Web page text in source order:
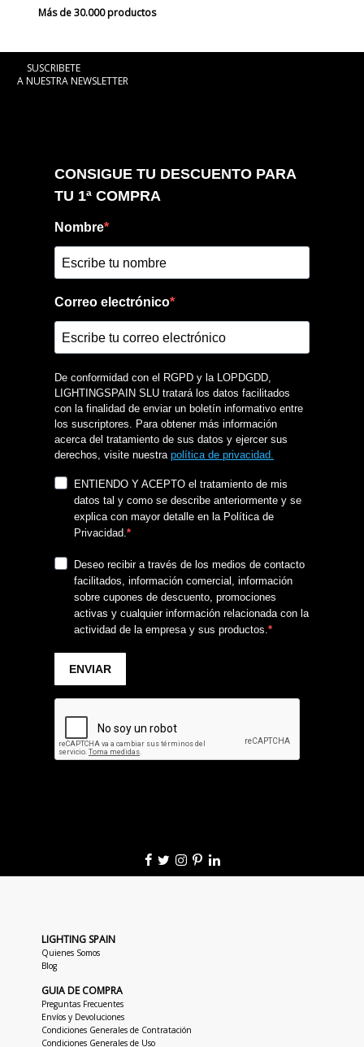
Más de 30.000 productos
SUSCRIBETE
A NUESTRA NEWSLETTER
LIGHTING SPAIN
Quienes Somos
Blog
GUIA DE COMPRA
Preguntas Frecuentes
Envíos y Devoluciones
Condiciones Generales de Contratación
Condiciones Generales de Uso